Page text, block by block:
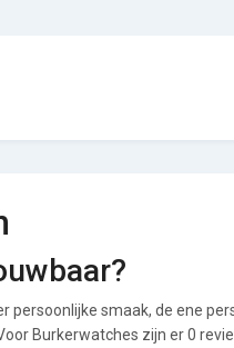
persoonlijke smaak, de ene
Burkerwatches zijn er 0